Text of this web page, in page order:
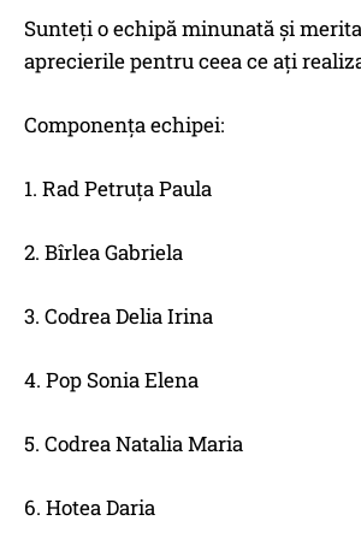
Sunteți o echipă minunată și
aprecierile pentru ceea ce ați
Componența echipei:
1. Rad Petruța Paula
2. Bîrlea Gabriela
3. Codrea Delia Irina
4. Pop Sonia Elena
5. Codrea Natalia Maria
6. Hotea Daria